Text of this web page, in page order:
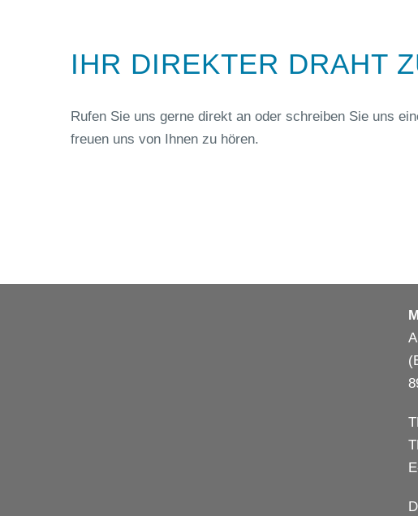
IHR DIREKTER DRAHT
Rufen Sie uns gerne direkt an oder schreiben Sie uns
freuen uns von Ihnen zu hören.